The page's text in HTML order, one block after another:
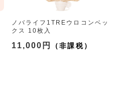
ノバライフ1TREウロコンベッ
クス 10枚入
透明）
11,000円